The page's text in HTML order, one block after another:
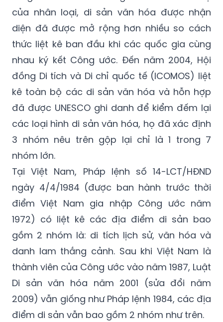
của nhân loại, di sản văn hóa được nhận
diện đã được mở rộng hơn nhiều so cách
thức liệt kê ban đầu khi các quốc gia cùng
nhau ký kết Công ước. Đến năm 2004, Hội
đồng Di tích và Di chỉ quốc tế (ICOMOS) liệt
kê toàn bộ các di sản văn hóa và hỗn hợp
đã được UNESCO ghi danh để kiểm đếm lại
các loại hình di sản văn hóa, họ đã xác định
3 nhóm nêu trên gộp lại chỉ là 1 trong 7
nhóm lớn.
Tại Việt Nam, Pháp lệnh số 14-LCT/HĐND
ngày 4/4/1984 (được ban hành trước thời
điểm Việt Nam gia nhập Công ước năm
1972) có liệt kê các địa điểm di sản bao
gồm 2 nhóm là: di tích lịch sử, văn hóa và
danh lam thắng cảnh. Sau khi Việt Nam là
thành viên của Công ước vào năm 1987, Luật
Di sản văn hóa năm 2001 (sửa đổi năm
2009) vẫn giống như Pháp lệnh 1984, các địa
điểm di sản vẫn bao gồm 2 nhóm như trên.